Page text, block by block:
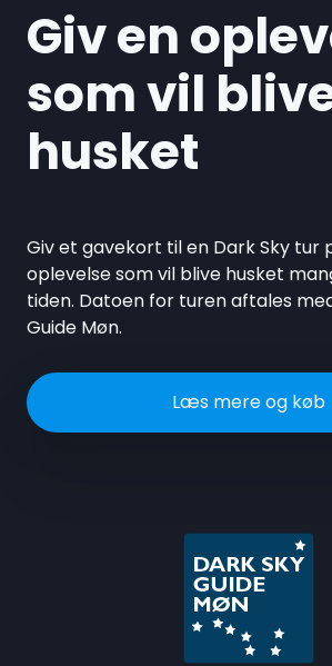
Giv en
som vil
husket
Giv et gavekort til en Dark Sky tur
oplevelse som vil blive husket
tiden. Datoen for turen aftales
Guide Møn.
Læs mere og køb